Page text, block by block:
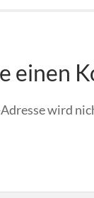
einen
wird